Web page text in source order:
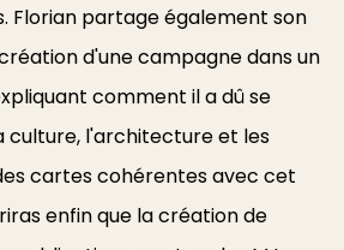
Florian partage également son
d'une campagne dans un
comment il a dû se
culture, l'architecture et les
cartes cohérentes avec cet
enfin que la création de